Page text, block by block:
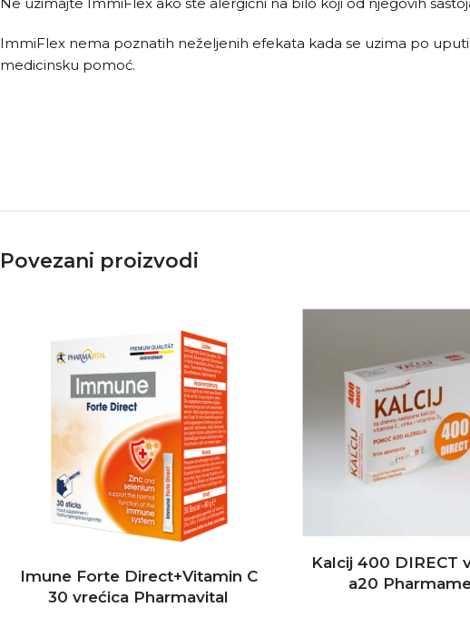
ImmiFlex nema poznatih neželjenih efekata kada se uzima po
medicinsku pomoć.
Povezani proizvodi
Imune Forte Direct+Vitamin C
30 vrećica Pharmavital
Kalcij 400 DIRECT
a20